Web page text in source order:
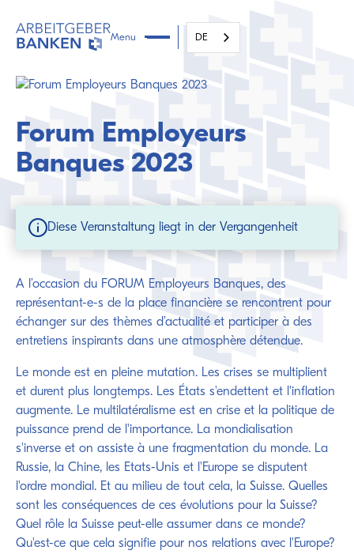
Menu DE
Forum Employeurs
Banques 2023
Diese Veranstaltung liegt in der Vergangenheit
A l’occasion du FORUM Employeurs Banques, des
représentant-e-s de la place financière se rencontrent pour
échanger sur des thèmes d’actualité et participer à des
entretiens inspirants dans une atmosphère détendue.
Le monde est en pleine mutation. Les crises se multiplient
et durent plus longtemps. Les États s'endettent et l'inflation
augmente. Le multilatéralisme est en crise et la politique de
puissance prend de l'importance. La mondialisation
s'inverse et on assiste à une fragmentation du monde. La
Russie, la Chine, les Etats-Unis et l'Europe se disputent
l'ordre mondial. Et au milieu de tout cela, la Suisse. Quelles
sont les conséquences de ces évolutions pour la Suisse?
Quel rôle la Suisse peut-elle assumer dans ce monde?
Qu'est-ce que cela signifie pour nos relations avec l'Europe?